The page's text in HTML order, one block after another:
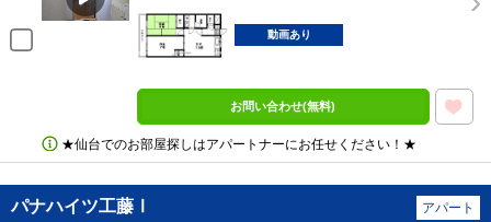
動画あり
お問い合わせ(無料)
★仙台でのお部屋探しはアパートナーにお任せください！★
パナハイツ工藤Ⅰ アパート